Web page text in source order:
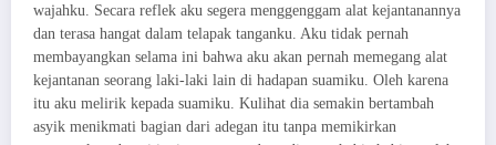
wajahku. Secara reflek aku segera menggenggam alat kejantanannya
dan terasa hangat dalam telapak tanganku. Aku tidak pernah
membayangkan selama ini bahwa aku akan pernah memegang alat
kejantanan seorang laki-laki lain di hadapan suamiku. Oleh karena
itu aku melirik kepada suamiku. Kulihat dia semakin bertambah
asyik menikmati bagian dari adegan itu tanpa memikirkan